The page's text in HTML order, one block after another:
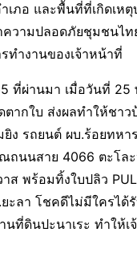
ภอ และพื้นที่ที่เกิดเห
วามปลอดภัยชุมชนไ
ทำงานของเจ้าหน้าที่
ผ่านมา เมื่อวันที่ 25
ตากใบ ส่งผลทำให้ชา
ง รถยนต์ ผบ.ร้อยทหา
ถนนสาย 4066 ตะโล
ส พร้อมทิ้งใบปลิว
ลา โชคดีไม่มีใครได้รั
ดินปะนาเระ ทำให้เ